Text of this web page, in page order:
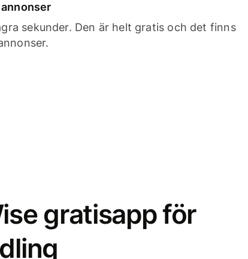
sekunder. Den är helt gratis och det finns
gratisapp för